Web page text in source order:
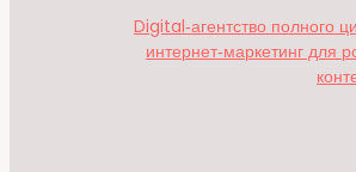
Digital‑агентство полного
интернет‑маркетинг для